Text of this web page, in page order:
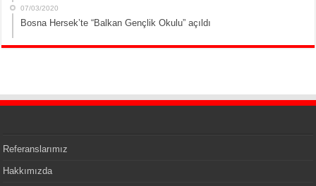
07/03/2020
Bosna Hersek’te “Balkan Gençlik Okulu” açıldı
Referanslarımız
Hakkımızda